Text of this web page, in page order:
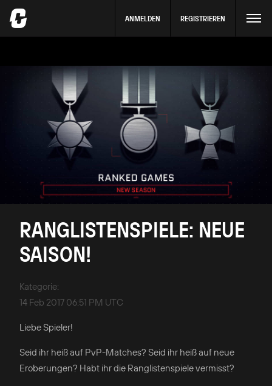
ANMELDEN REGISTRIEREN
RANGLISTENSPIELE: NEUE
SAISON!
Kategorie:
14 Feb 2017 06:51 PM UTC
Liebe Spieler!
Seid ihr heiß auf PvP-Matches? Seid ihr heiß auf neue
Eroberungen? Habt ihr die Ranglistenspiele vermisst?